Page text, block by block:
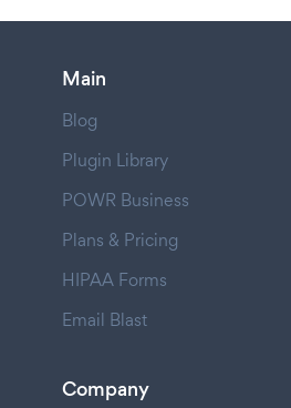
Main
Blog
Plugin Library
POWR Business
Plans & Pricing
HIPAA Forms
Email Blast
Company